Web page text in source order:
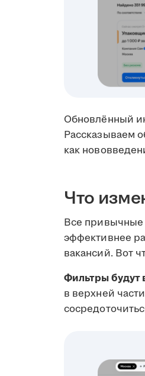
Обновлённый
Рассказываем
как
Что
Все привычные
эффективнее
вакансий. Вот
Фильтры будут
в верхней